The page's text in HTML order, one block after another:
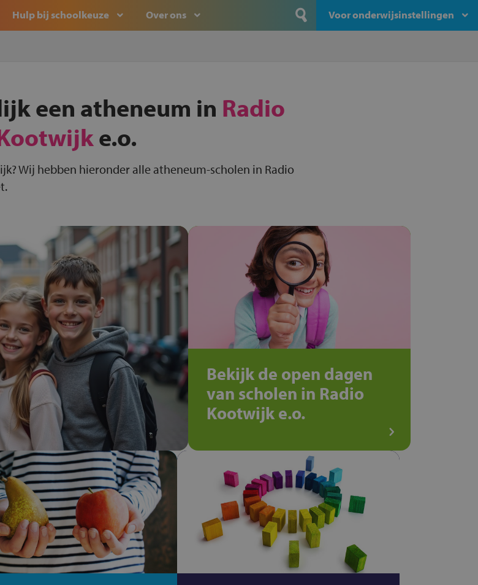
Hulp bij schoolkeuze Over ons Voor onderwijsinstellingen
een atheneum in Radio
e.o.
Wij hebben hieronder alle atheneum-scholen in Radio
Bekijk de open dagen
van scholen in Radio
Kootwijk e.o.